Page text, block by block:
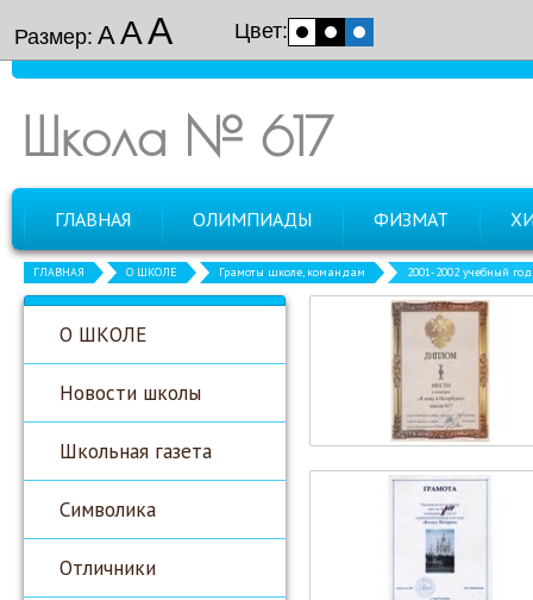
Размер: ААА Цвет:
Школа № 617
ГЛАВНАЯ ОЛИМПИАДЫ ФИЗМАТ
ГЛАВНАЯ О ШКОЛЕ Грамоты школе, командам 2001-2002 учебный год
О ШКОЛЕ
Новости школы
Школьная газета
Символика
Отличники